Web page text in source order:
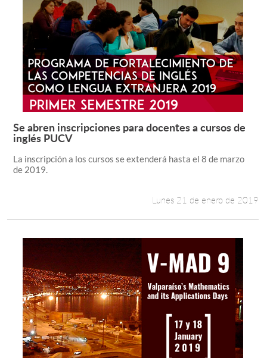
Leer más +
Se abren inscripciones para docentes a cursos de
inglés PUCV
La inscripción a los cursos se extenderá hasta el 8 de marzo
de 2019.
Lunes 21 de enero de 2019